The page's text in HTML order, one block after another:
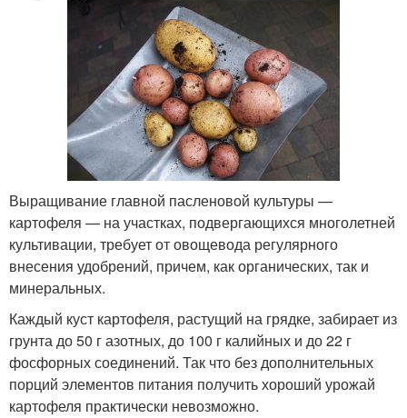
Выращивание главной пасленовой культуры —
картофеля — на участках, подвергающихся многолетней
культивации, требует от овощевода регулярного
внесения удобрений, причем, как органических, так и
минеральных.
Каждый куст картофеля, растущий на грядке, забирает из
грунта до 50 г азотных, до 100 г калийных и до 22 г
фосфорных соединений. Так что без дополнительных
порций элементов питания получить хороший урожай
картофеля практически невозможно.